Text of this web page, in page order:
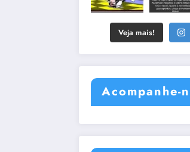
Veja mais!
Acompanhe-